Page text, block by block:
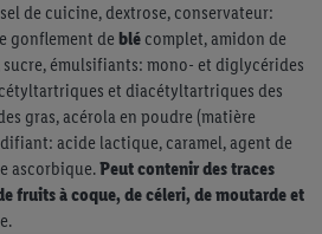
de cuicine, dextrose, conservateur:
gonflement de blé complet, amidon de
sucre, émulsifiants: mono- et diglycérides
et diacétyltartriques des
gras, acérola en poudre (matière
acide lactique, caramel, agent de
ascorbique.Peut contenir des traces
fruits à coque, de céleri, de moutarde et